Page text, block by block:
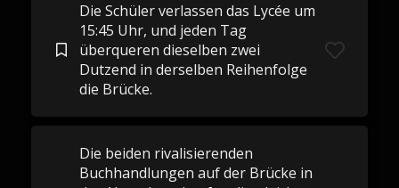
Die Schüler verlassen das Lycée um
15:45 Uhr, und jeden Tag
überqueren dieselben zwei
Dutzend in derselben Reihenfolge
die Brücke.
Die beiden rivalisierenden
Buchhandlungen auf der Brücke in